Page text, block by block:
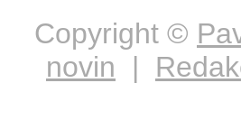
Copyright ©
novin |